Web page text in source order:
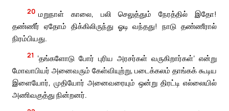
20 மறுநாள் காலை, பலி செலுத்தும் நேரத்தில் இதோ!
தண்ணீர் ஏதோம் திக்கிலிருந்து ஓடி வந்தது! நாடு தண்ணீரால்
நிரம்பியது.
21 ‘தங்களோடு போர் புரிய அரசர்கள் வருகிறார்கள்’ என்று
மோவாபியர் அனைவரும் கேள்வியுற்று, படைக்கலம் தாங்கக் கூடிய
இளையோர், முதியோர் அனைவரையும் ஒன்று திரட்டி எல்லையில்
அணிவகுத்து நின்றனர்.